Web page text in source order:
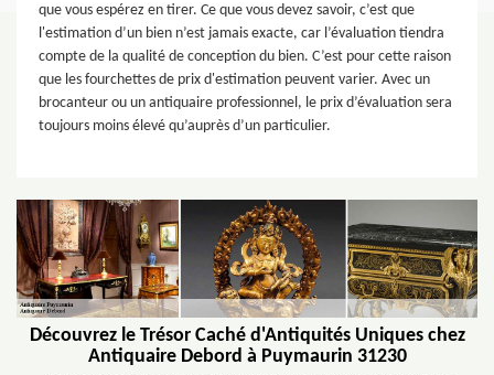
que vous espérez en tirer. Ce que vous devez savoir, c’est que
l'estimation d’un bien n’est jamais exacte, car l’évaluation tiendra
compte de la qualité de conception du bien. C’est pour cette raison
que les fourchettes de prix d'estimation peuvent varier. Avec un
brocanteur ou un antiquaire professionnel, le prix d’évaluation sera
toujours moins élevé qu’auprès d’un particulier.
Découvrez le Trésor Caché d'Antiquités Uniques chez
Antiquaire Debord à Puymaurin 31230